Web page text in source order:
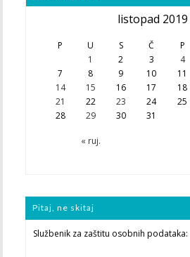
listopad 2019
P U S Č P
« ruj.
1 2 3 4
7
8 9 10 11
14
15 16 17 18
21
22 23 24 25
28
29 30 31
Pitaj, ne skitaj
Službenik za zaštitu osobnih podataka: